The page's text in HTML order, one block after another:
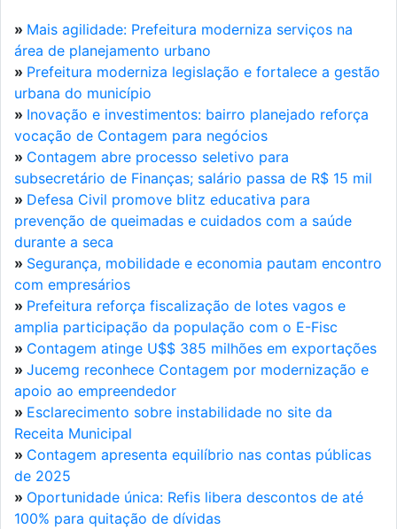
» Mais agilidade: Prefeitura moderniza serviços na
área de planejamento urbano
» Prefeitura moderniza legislação e fortalece a gestão
urbana do município
» Inovação e investimentos: bairro planejado reforça
vocação de Contagem para negócios
» Contagem abre processo seletivo para
subsecretário de Finanças; salário passa de R$ 15 mil
» Defesa Civil promove blitz educativa para
prevenção de queimadas e cuidados com a saúde
durante a seca
» Segurança, mobilidade e economia pautam encontro
com empresários
» Prefeitura reforça fiscalização de lotes vagos e
amplia participação da população com o E-Fisc
» Contagem atinge U$$ 385 milhões em exportações
» Jucemg reconhece Contagem por modernização e
apoio ao empreendedor
» Esclarecimento sobre instabilidade no site da
Receita Municipal
» Contagem apresenta equilíbrio nas contas públicas
de 2025
» Oportunidade única: Refis libera descontos de até
100% para quitação de dívidas